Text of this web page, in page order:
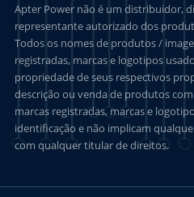
Apter Power não é um distribuidor,
representante autorizado dos
Todos os nomes de produtos /
registradas, marcas e logotipos
propriedade de seus respectivos
descrição ou venda de produtos
marcas registradas, marcas e
identificação e não implicam
com qualquer titular de direitos.